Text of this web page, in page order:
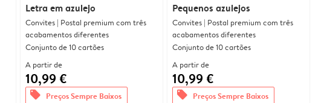
Letra em azulejo
Convites | Postal premium com três
acabamentos diferentes
Conjunto de 10 cartões
A partir de
10,99 €
offers Preços Sempre Baixos
Pequenos azulejos
Convites | Postal premium com três
acabamentos diferentes
Conjunto de 10 cartões
A partir de
10,99 €
offers Preços Sempre Baixos